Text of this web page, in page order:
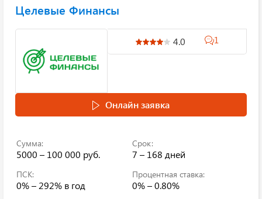
Целевые Финансы
4.0 1
Онлайн заявка
Сумма:
5000 – 100 000 руб.
Срок:
7 – 168 дней
ПСК:
0% – 292% в год
Процентная ставка:
0% – 0.80%